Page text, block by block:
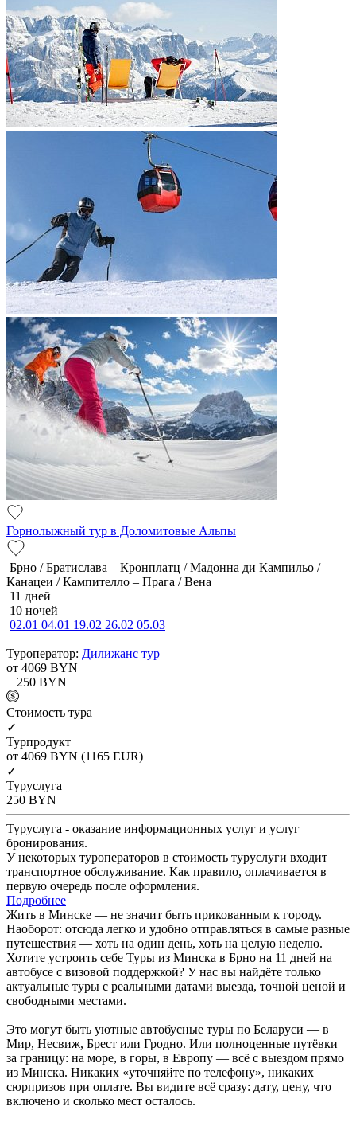
Горнолыжный тур в Доломитовые Альпы
Брно / Братислава – Кронплатц / Мадонна ди Кампильо /
Канацеи / Кампителло – Прага / Вена
11 дней
10 ночей
02.01 04.01 19.02 26.02 05.03
Туроператор: Дилижанс тур
от 4069 BYN
+ 250 BYN
Cтоимость тура
✓
Турпродукт
от 4069 BYN (1165 EUR)
✓
Туруслуга
250 BYN
Туруслуга - оказание информационных услуг и услуг
бронирования.
У некоторых туроператоров в стоимость туруслуги входит
транспортное обслуживание. Как правило, оплачивается в
первую очередь после оформления.
Подробнее
Жить в Минске — не значит быть прикованным к городу.
Наоборот: отсюда легко и удобно отправляться в самые разные
путешествия — хоть на один день, хоть на целую неделю.
Хотите устроить себе Туры из Минска в Брно на 11 дней на
автобусе с визовой поддержкой? У нас вы найдёте только
актуальные туры с реальными датами выезда, точной ценой и
свободными местами.
Это могут быть уютные автобусные туры по Беларуси — в
Мир, Несвиж, Брест или Гродно. Или полноценные путёвки
за границу: на море, в горы, в Европу — всё с выездом прямо
из Минска. Никаких «уточняйте по телефону», никаких
сюрпризов при оплате. Вы видите всё сразу: дату, цену, что
включено и сколько мест осталось.